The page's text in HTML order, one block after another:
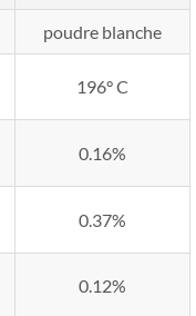
poudre blanche
196° C
0.16%
0.37%
0.12%